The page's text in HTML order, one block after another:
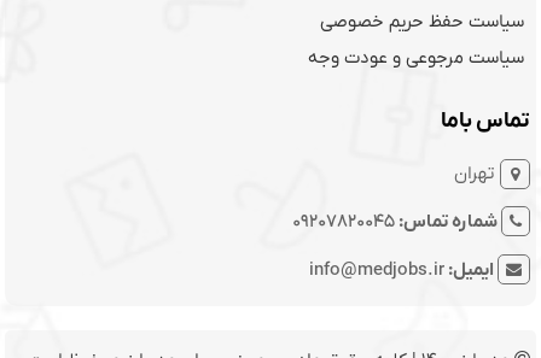
سیاست حفظ حریم خصوصی
سیاست مرجوعی و عودت وجه
تماس باما
تهران
شماره تماس:09207820045
ایمیل:info@medjobs.ir